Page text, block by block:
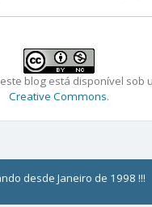
blog está disponível sob
Creative Commons.
desde Janeiro de 1998 !!!